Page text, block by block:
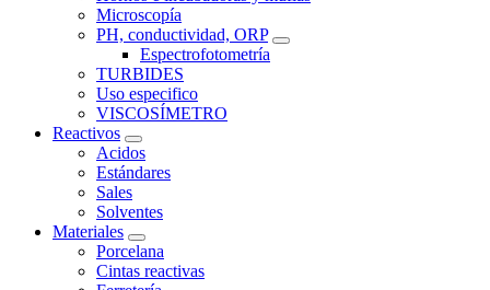
Microscopía
PH, conductividad, ORP
Espectrofotometría
TURBIDES
Uso especifico
VISCOSÍMETRO
Reactivos
Acidos
Estándares
Sales
Solventes
Materiales
Porcelana
Cintas reactivas